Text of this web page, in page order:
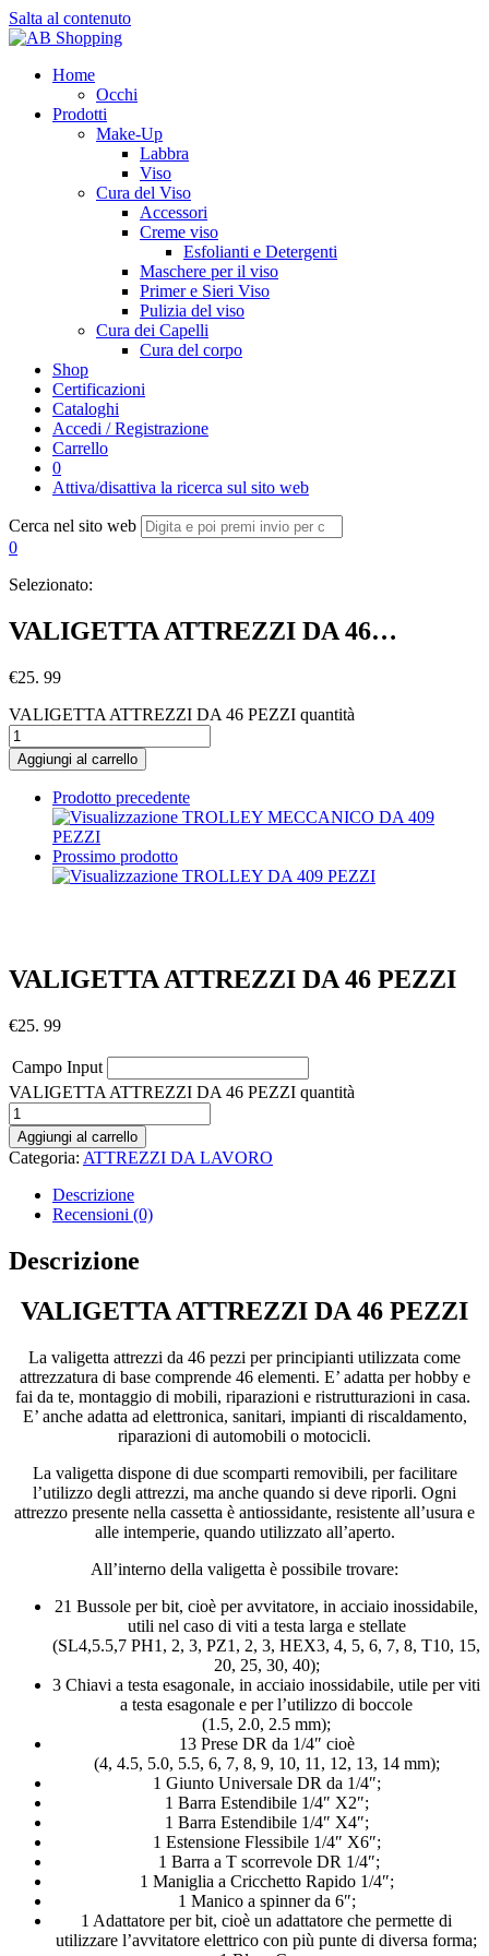
Salta al contenuto
Home
Occhi
Prodotti
Make-Up
Labbra
Viso
Cura del Viso
Accessori
Creme viso
Esfolianti e Detergenti
Maschere per il viso
Primer e Sieri Viso
Pulizia del viso
Cura dei Capelli
Cura del corpo
Shop
Certificazioni
Cataloghi
Accedi / Registrazione
Carrello
0
Attiva/disattiva la ricerca sul sito web
Cerca nel sito web
0
Selezionato:
VALIGETTA ATTREZZI DA 46…
€25. 99
VALIGETTA ATTREZZI DA 46 PEZZI quantità
Aggiungi al carrello
Prodotto precedente
Prossimo prodotto
VALIGETTA ATTREZZI DA 46 PEZZI
€25. 99
Campo Input
VALIGETTA ATTREZZI DA 46 PEZZI quantità
Aggiungi al carrello
Categoria: ATTREZZI DA LAVORO
Descrizione
Recensioni (0)
Descrizione
VALIGETTA ATTREZZI DA 46 PEZZI
La valigetta attrezzi da 46 pezzi per principianti utilizzata come
attrezzatura di base comprende 46 elementi. E’ adatta per hobby e
fai da te, montaggio di mobili, riparazioni e ristrutturazioni in casa.
E’ anche adatta ad elettronica, sanitari, impianti di riscaldamento,
riparazioni di automobili o motocicli.
La valigetta dispone di due scomparti removibili, per facilitare
l’utilizzo degli attrezzi, ma anche quando si deve riporli. Ogni
attrezzo presente nella cassetta è antiossidante, resistente all’usura e
alle intemperie, quando utilizzato all’aperto.
All’interno della valigetta è possibile trovare:
21 Bussole per bit, cioè per avvitatore, in acciaio inossidabile,
utili nel caso di viti a testa larga e stellate
(SL4,5.5,7 PH1, 2, 3, PZ1, 2, 3, HEX3, 4, 5, 6, 7, 8, T10, 15,
20, 25, 30, 40);
3 Chiavi a testa esagonale, in acciaio inossidabile, utile per viti
a testa esagonale e per l’utilizzo di boccole
(1.5, 2.0, 2.5 mm);
13 Prese DR da 1/4″ cioè
(4, 4.5, 5.0, 5.5, 6, 7, 8, 9, 10, 11, 12, 13, 14 mm);
1 Giunto Universale DR da 1/4″;
1 Barra Estendibile 1/4″ X2″;
1 Barra Estendibile 1/4″ X4″;
1 Estensione Flessibile 1/4″ X6″;
1 Barra a T scorrevole DR 1/4″;
1 Maniglia a Cricchetto Rapido 1/4″;
1 Manico a spinner da 6″;
1 Adattatore per bit, cioè un adattatore che permette di
utilizzare l’avvitatore elettrico con più punte di diversa forma;